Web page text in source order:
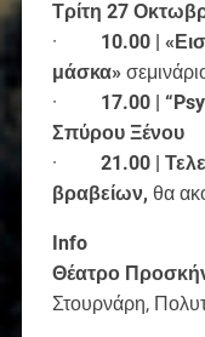
Τρίτη 27
· 10.00 |
μάσκα»
· 17.00 |
Σπύρου Ξένου
· 21.00 |
βραβείων, θα
Info
Θέατρο
Στουρνάρη,